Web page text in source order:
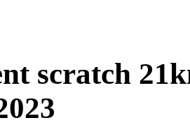
scratch